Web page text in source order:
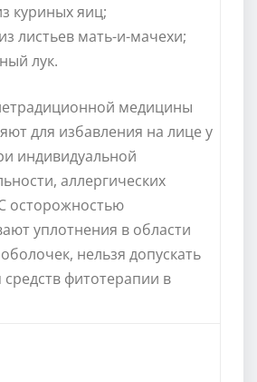
куриных яиц;
листьев мать-и-мачехи;
лук.
медицины
для избавления на лице у
индивидуальной
аллергических
осторожностью
уплотнения в области
нельзя допускать
фитотерапии в